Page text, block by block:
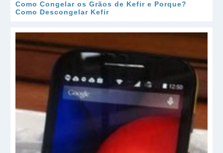
Como Congelar os Grãos de Kefir e Porque?
Como Descongelar Kefir